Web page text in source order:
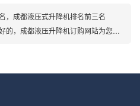
，成都液压式升降机排名前三名
都液压升降机订购网站为您提供最优质服务